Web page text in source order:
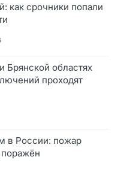
как срочники попали
Брянской областях
проходят
в России: пожар